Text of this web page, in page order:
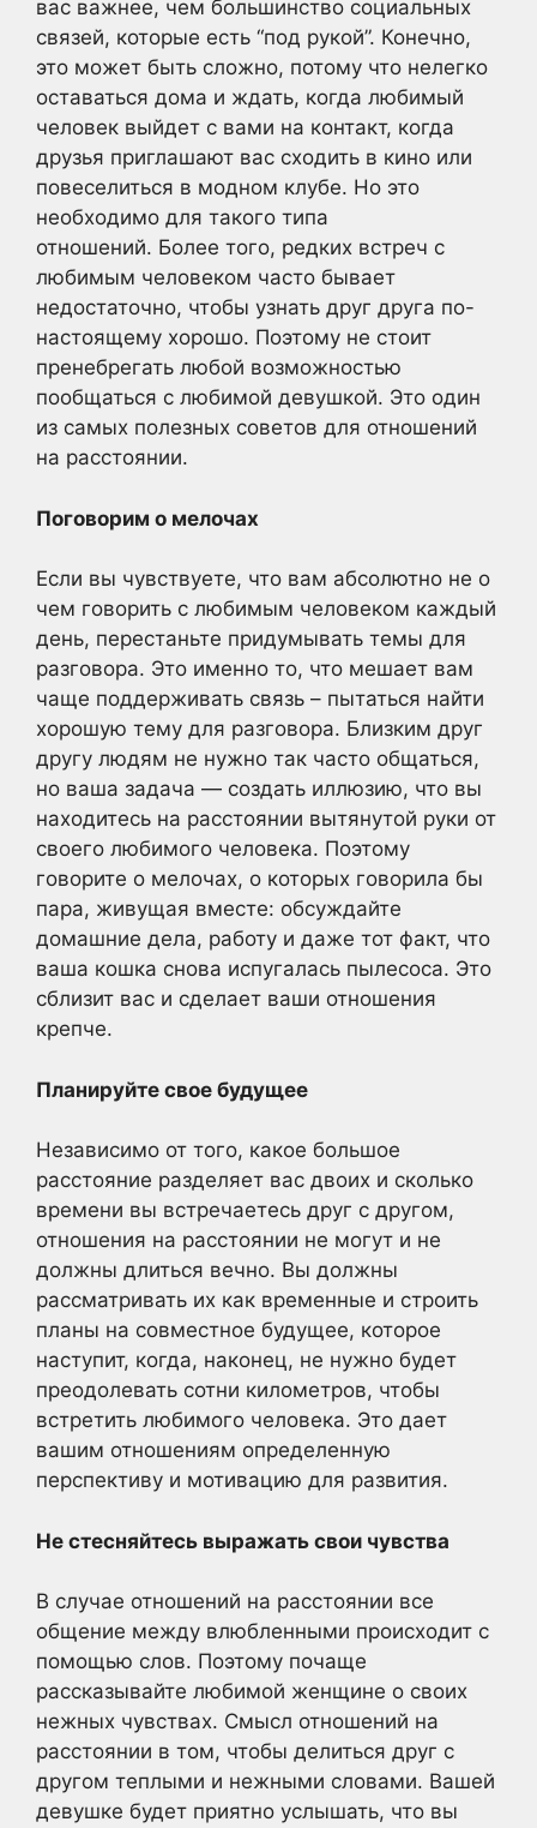
вас важнее, чем большинство социальных
связей, которые есть “под рукой”. Конечно,
это может быть сложно, потому что нелегко
оставаться дома и ждать, когда любимый
человек выйдет с вами на контакт, когда
друзья приглашают вас сходить в кино или
повеселиться в модном клубе. Но это
необходимо для такого типа
отношений. Более того, редких встреч с
любимым человеком часто бывает
недостаточно, чтобы узнать друг друга по-
настоящему хорошо. Поэтому не стоит
пренебрегать любой возможностью
пообщаться с любимой девушкой. Это один
из самых полезных советов для отношений
на расстоянии.
Поговорим о мелочах
Если вы чувствуете, что вам абсолютно не о
чем говорить с любимым человеком каждый
день, перестаньте придумывать темы для
разговора. Это именно то, что мешает вам
чаще поддерживать связь – пытаться найти
хорошую тему для разговора. Близким друг
другу людям не нужно так часто общаться,
но ваша задача — создать иллюзию, что вы
находитесь на расстоянии вытянутой руки от
своего любимого человека. Поэтому
говорите о мелочах, о которых говорила бы
пара, живущая вместе: обсуждайте
домашние дела, работу и даже тот факт, что
ваша кошка снова испугалась пылесоса. Это
сблизит вас и сделает ваши отношения
крепче.
Планируйте свое будущее
Независимо от того, какое большое
расстояние разделяет вас двоих и сколько
времени вы встречаетесь друг с другом,
отношения на расстоянии не могут и не
должны длиться вечно. Вы должны
рассматривать их как временные и строить
планы на совместное будущее, которое
наступит, когда, наконец, не нужно будет
преодолевать сотни километров, чтобы
встретить любимого человека. Это дает
вашим отношениям определенную
перспективу и мотивацию для развития.
Не стесняйтесь выражать свои чувства
В случае отношений на расстоянии все
общение между влюбленными происходит с
помощью слов. Поэтому почаще
рассказывайте любимой женщине о своих
нежных чувствах. Смысл отношений на
расстоянии в том, чтобы делиться друг с
другом теплыми и нежными словами. Вашей
девушке будет приятно услышать, что вы